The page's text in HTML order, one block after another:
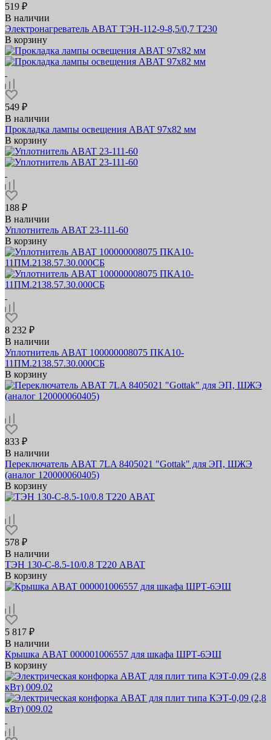
519 ₽
В наличии
Электронагреватель ABAT ТЭН-112-9-8,5/0,7 Т230
В корзину
549 ₽
В наличии
Прокладка лампы освещения ABAT 97х82 мм
В корзину
188 ₽
В наличии
Уплотнитель ABAT 23-111-60
В корзину
8 232 ₽
В наличии
Уплотнитель ABAT 100000008075 ПКА10-
11ПМ.2138.57.30.000СБ
В корзину
833 ₽
В наличии
Переключатель ABAT 7LA 8405021 "Gottak" для ЭП, ШЖЭ
(аналог 120000060405)
В корзину
578 ₽
В наличии
ТЭН 130-С-8.5-10/0.8 Т220 ABAT
В корзину
5 817 ₽
В наличии
Крышка ABAT 000001006557 для шкафа ШРТ-6ЭШ
В корзину